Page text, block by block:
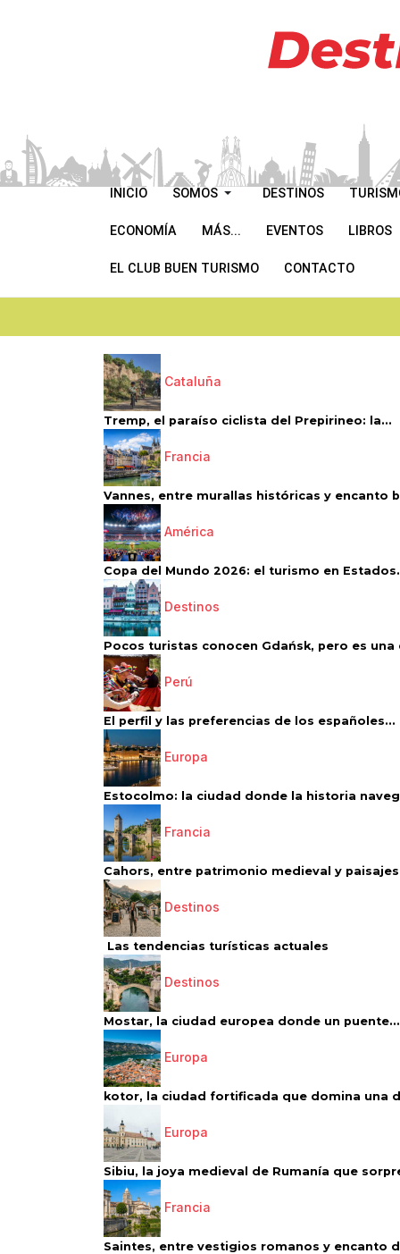
INICIO SOMOS DESTINOS
ECONOMÍA MÁS... EVENTOS LIBROS
EL CLUB BUEN TURISMO CONTACTO
Cataluña
Tremp, el paraíso ciclista del Prepirineo: la...
Francia
Vannes, entre murallas históricas y encanto
América
Copa del Mundo 2026: el turismo en
Destinos
Pocos turistas conocen Gdańsk, pero es una
Perú
El perfil y las preferencias de los españoles...
Europa
Estocolmo: la ciudad donde la historia
Francia
Cahors, entre patrimonio medieval y paisajes
Destinos
Las tendencias turísticas actuales
Destinos
Mostar, la ciudad europea donde un puente...
Europa
kotor, la ciudad fortificada que domina una
Europa
Sibiu, la joya medieval de Rumanía que
Francia
Saintes, entre vestigios romanos y encanto